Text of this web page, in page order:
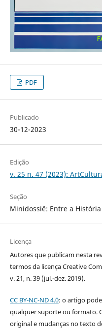
PDF
Publicado
30-12-2023
Edição
v. 25 n. 47 (2023):
Seção
Minidossiê: Entre a
Licença
Autores que publicam nesta
termos da licença Creative
v. 21, n. 39 (jul.-dez. 2019).
CC BY-NC-ND 4.0: o artigo
qualquer suporte ou formato.
original e mudanças no texto